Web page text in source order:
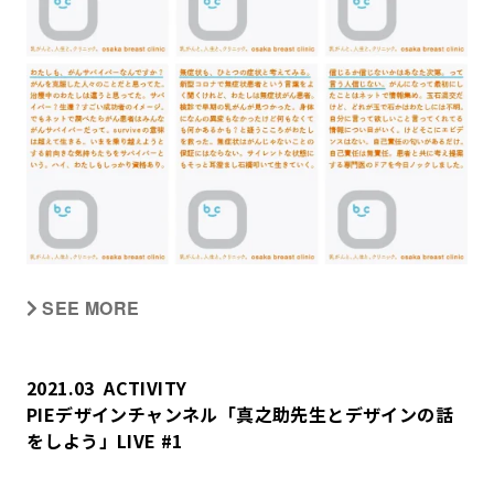
SEE MORE
2021.03 ACTIVITY
PIEデザインチャンネル「真之助先生とデザインの話
をしよう」LIVE #1